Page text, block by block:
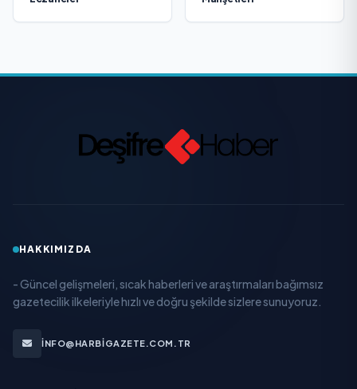
HAKKIMIZDA
- Güncel gelişmeleri, sıcak haberleri ve araştırmaları bağımsız
gazetecilik ilkeleriyle hızlı ve doğru şekilde sizlere sunuyoruz.
INFO@HARBIGAZETE.COM.TR